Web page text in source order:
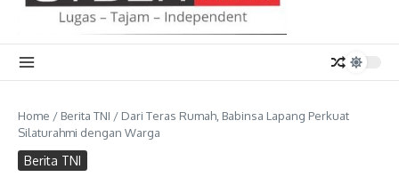
Home / Berita TNI / Dari Teras Rumah, Babinsa Lapang Perkuat
Silaturahmi dengan Warga
Berita TNI